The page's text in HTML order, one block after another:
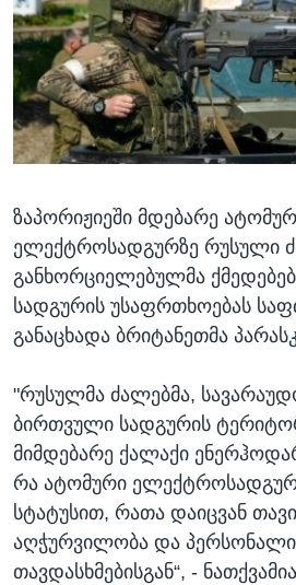
ᲡᲢᲣᲓᲘᲐ ᲕᲐᲨᲘᲜᲒᲢᲝᲜᲘ
ᲔᲙᲝᲜᲝᲛᲘᲙᲐ
ᲯᲐᲜᲛᲠᲗᲔᲚᲝᲑᲐ
ᲛᲔᲪᲜᲘᲔᲠᲔᲑᲐ
ᲘᲜᲢᲔᲠᲕᲘᲣ
ᲒᲐᲚᲘᲚᲔᲝ
ᲓᲔᲖᲘᲜᲤᲝᲠᲛᲐᲪᲘᲐ
Learning English
ᲗᲕᲐᲚᲘ ᲒᲕᲐᲓᲔᲕᲜᲔᲗ
ზაპორიჟიეში მდებარე ატომურ
ელექტროსადგურზე რუსული
განხორციელებულმა
სადგურის უსაფრთხოებას
განაცხადა ბრიტანეთმა
"რუსულმა ძალებმა,
ბირთვული სადგურის
მიმდებარე ქალაქი
რა ატომური
სტატუსით, რათა დაიცვან
აღჭურვილობა და პერსონალი
თავდასხმებისგან“, -